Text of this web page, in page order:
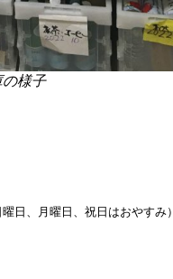
の様子
日、月曜日、祝日はおやすみ）